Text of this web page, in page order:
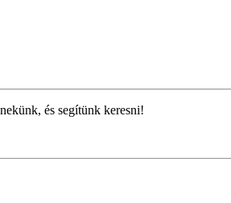
és segítünk keresni!